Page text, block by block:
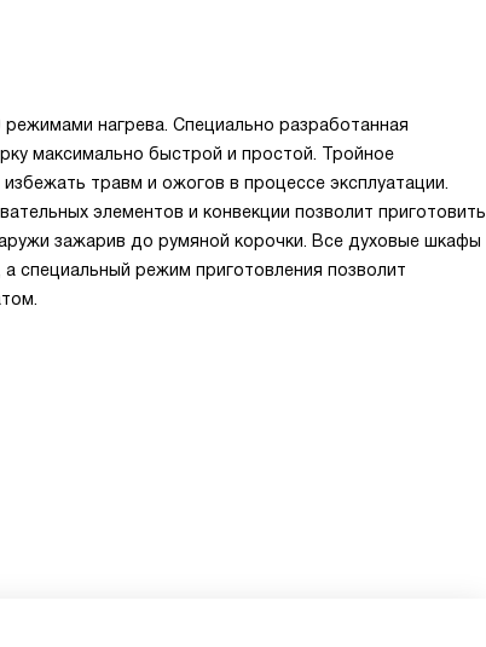
нагрева. Специально разработанная
максимально быстрой и простой. Тройное
травм и ожогов в процессе эксплуатации.
элементов и конвекции позволит приготовить
зажарив до румяной корочки. Все духовые шкафы
специальный режим приготовления позволит